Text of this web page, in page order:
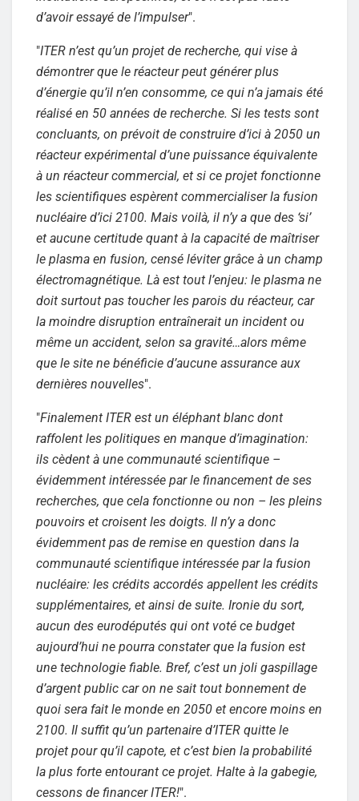
d’avoir essayé de l’impulser".
"ITER n’est qu’un projet de recherche, qui vise à
démontrer que le réacteur peut générer plus
d’énergie qu’il n’en consomme, ce qui n’a jamais été
réalisé en 50 années de recherche. Si les tests sont
concluants, on prévoit de construire d’ici à 2050 un
réacteur expérimental d’une puissance équivalente
à un réacteur commercial, et si ce projet fonctionne
les scientifiques espèrent commercialiser la fusion
nucléaire d’ici 2100. Mais voilà, il n’y a que des ‘si’
et aucune certitude quant à la capacité de maîtriser
le plasma en fusion, censé léviter grâce à un champ
électromagnétique. Là est tout l’enjeu: le plasma ne
doit surtout pas toucher les parois du réacteur, car
la moindre disruption entraînerait un incident ou
même un accident, selon sa gravité…alors même
que le site ne bénéficie d’aucune assurance aux
dernières nouvelles".
"Finalement ITER est un éléphant blanc dont
raffolent les politiques en manque d’imagination:
ils cèdent à une communauté scientifique –
évidemment intéressée par le financement de ses
recherches, que cela fonctionne ou non – les pleins
pouvoirs et croisent les doigts. Il n’y a donc
évidemment pas de remise en question dans la
communauté scientifique intéressée par la fusion
nucléaire: les crédits accordés appellent les crédits
supplémentaires, et ainsi de suite. Ironie du sort,
aucun des eurodéputés qui ont voté ce budget
aujourd’hui ne pourra constater que la fusion est
une technologie fiable. Bref, c’est un joli gaspillage
d’argent public car on ne sait tout bonnement de
quoi sera fait le monde en 2050 et encore moins en
2100. Il suffit qu’un partenaire d’ITER quitte le
projet pour qu’il capote, et c’est bien la probabilité
la plus forte entourant ce projet. Halte à la gabegie,
cessons de financer ITER!".